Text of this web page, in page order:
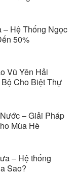
Hệ Thống Ngọc
50%
Vũ Yên Hải
Cho Biệt Thự
– Giải Pháp
Mùa Hè
– Hệ thống
Sao?